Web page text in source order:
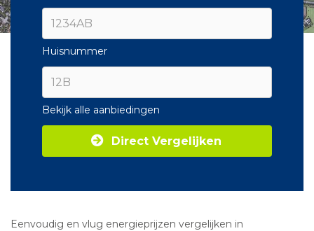
Huisnummer
Bekijk alle aanbiedingen
Direct Vergelijken
Eenvoudig en vlug energieprijzen vergelijken in